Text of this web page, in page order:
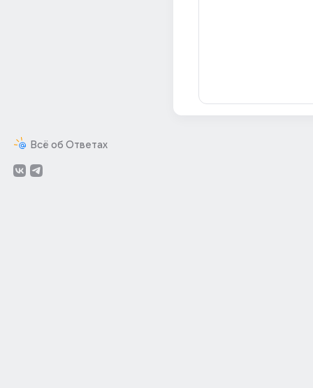
Всё об Ответах